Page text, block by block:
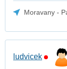
Moravany -
ludvicek